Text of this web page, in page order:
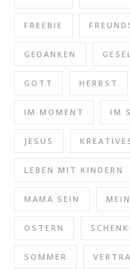
FREEBIE
GEDANKEN
GOTT HERBST
IM MOMENT IM
JESUS
LEBEN MIT KINDERN
MAMA SEIN
OSTERN
SOMMER